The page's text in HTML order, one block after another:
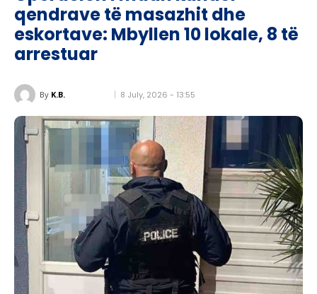
qendrave të masazhit dhe
eskortave: Mbyllen 10 lokale, 8 të
arrestuar
By K.B. 8 July, 2026 - 13:55